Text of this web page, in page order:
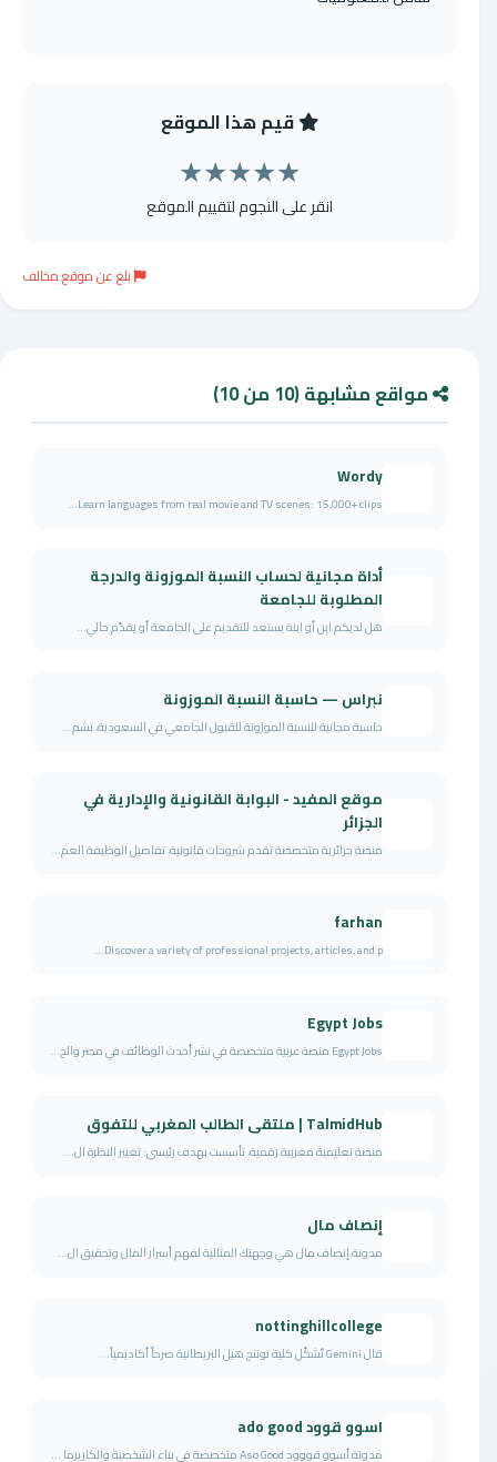
قيم هذا الموقع
★
★
★
★
★
انقر على النجوم لتقييم الموقع
بلغ عن موقع مخالف
مواقع مشابهة (10 من 10)
Wordy
Learn languages from real movie and TV scenes: 15,000+ clips...
أداة مجانية لحساب النسبة الموزونة والدرجة
المطلوبة للجامعة
هل لديكم ابن أو ابنة يستعد للتقديم على الجامعة أو يقدّم حالي...
نبراس — حاسبة النسبة الموزونة
حاسبة مجانية للنسبة الموزونة للقبول الجامعي في السعودية، تشم...
موقع المفيد - البوابة القانونية والإدارية في
الجزائر
منصة جزائرية متخصصة تقدم شروحات قانونية، تفاصيل الوظيفة العم...
farhan
Discover a variety of professional projects, articles, and p...
Egypt Jobs
Egypt Jobs منصة عربية متخصصة في نشر أحدث الوظائف في مصر والخ...
TalmidHub | ملتقى الطالب المغربي للتفوق
منصة تعليمية مغربية رقمية، تأسست بهدف رئيسي: تغيير النظرة ال...
إنصاف مال
مدونة إنصاف مال هي وجهتك المثالية لفهم أسرار المال وتحقيق ال...
nottinghillcollege
قال Gemini تُشكّل كلية نوتنج هيل البريطانية صرحاً أكاديمياً...
اسوو قوود ado good
مدونة أسوو قووود Aso Good متخصصة في بناء الشخصية والكاريزما ...